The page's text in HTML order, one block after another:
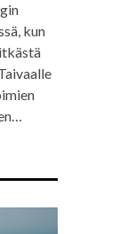
kun